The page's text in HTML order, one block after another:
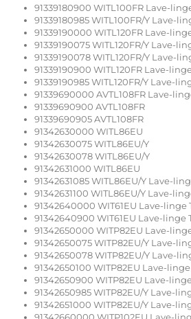
91339180900 WITL100FR Lave-
91339180985 WITL100FR/Y Lave-
91339190000 WITL120FR Lave-
91339190075 WITL120FR/Y Lave-
91339190078 WITL120FR/Y Lave-
91339190900 WITL120FR Lave-
91339190985 WITL120FR/Y Lave-
91339690000 AVTL108FR Lave-
91339690900 AVTL108FR
91339690905 AVTL108FR
91342630000 WITL86EU
91342630075 WITL86EU/Y
91342630078 WITL86EU/Y
91342631000 WITL86EU
91342631085 WITL86EU/Y Lave-
91342631100 WITL86EU/Y Lave-
91342640000 WIT61EU Lave-linge
91342640900 WIT61EU Lave-linge
91342650000 WITP82EU Lave-
91342650075 WITP82EU/Y Lave-
91342650078 WITP82EU/Y Lave-
91342650100 WITP82EU Lave-
91342650900 WITP82EU Lave-
91342650985 WITP82EU/Y Lave-
91342651000 WITP82EU/Y Lave-